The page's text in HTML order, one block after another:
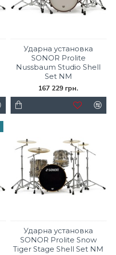
Ударна установка
SONOR Prolite
Nussbaum Studio Shell
Set NM
167 229 грн.
Ударна установка
SONOR Prolite Snow
Tiger Stage Shell Set NM